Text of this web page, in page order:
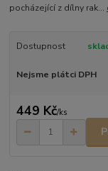
pocházející z dílny rak...
Dostupnost
Nejsme plátci DPH
449 Kč/ks